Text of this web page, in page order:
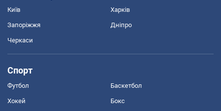
Київ Харків
Запоріжжя Дніпро
Черкаси
Спорт
Футбол Баскетбол
Хокей Бокс